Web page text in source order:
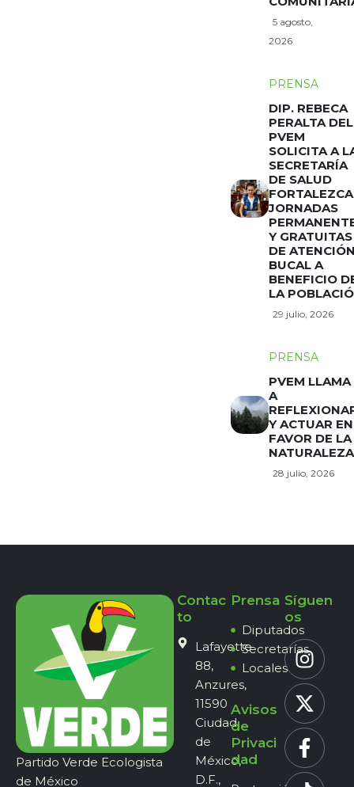
5 agosto,
2026
PRENSA
DIP. REBECA
PERALTA DEL
PVEM
SOLICITA A
SECRETARÍA
DE SALUD
FORTALEZCA
JORNADAS
Y GRATUITAS
DE
BUCAL A
BENEFICIO
LA
29 julio, 2026
PRENSA
PVEM LLAMA
A
Y ACTUAR EN
FAVOR DE LA
NATURALEZA
28 julio, 2026
Partido Verde Ecologista
de México
Contac
to
Lafayette
88,
Anzures,
11590
Ciudad
de
México,
D.F.,
Prensa
Diputados
Secretarías
Locales
Avisos
de
Privaci
dad
Síguen
os